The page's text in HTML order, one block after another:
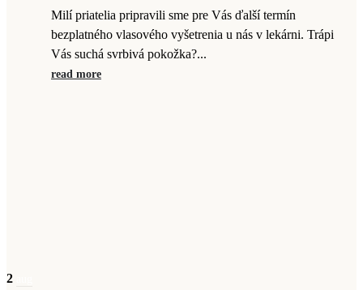
Milí priatelia pripravili sme pre Vás ďalší termín
bezplatného vlasového vyšetrenia u nás v lekárni. Trápi
Vás suchá svrbivá pokožka?...
read more
2